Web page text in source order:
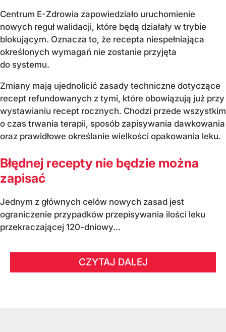
Centrum E-Zdrowia zapowiedziało uruchomienie
nowych reguł walidacji, które będą działały w trybie
blokującym. Oznacza to, że recepta niespełniająca
określonych wymagań nie zostanie przyjęta
do systemu.
Zmiany mają ujednolicić zasady techniczne dotyczące
recept refundowanych z tymi, które obowiązują już przy
wystawianiu recept rocznych. Chodzi przede wszystkim
o czas trwania terapii, sposób zapisywania dawkowania
oraz prawidłowe określanie wielkości opakowania leku.
Błędnej recepty nie będzie można
zapisać
Jednym z głównych celów nowych zasad jest
ograniczenie przypadków przepisywania ilości leku
przekraczającej 120-dniowy...
CZYTAJ DALEJ